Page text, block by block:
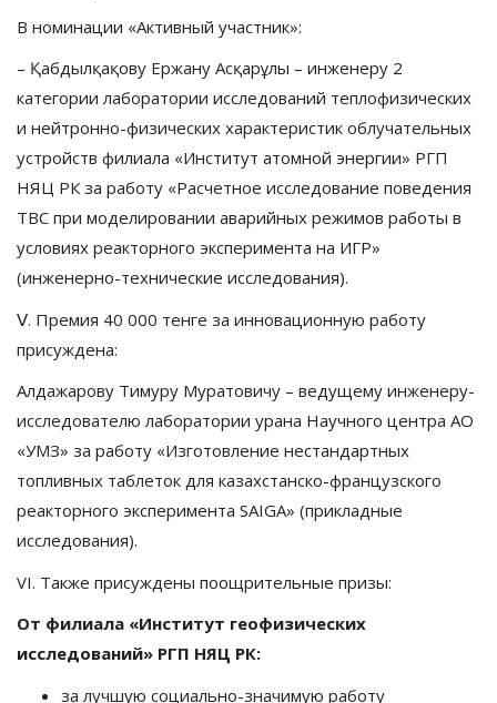
В номинации «Активный участник»:
– Қабдылқақову Ержану Асқарұлы – инженеру 2
категории лаборатории исследований теплофизических
и нейтронно-физических характеристик облучательных
устройств филиала «Институт атомной энергии» РГП
НЯЦ РК за работу «Расчетное исследование поведения
ТВС при моделировании аварийных режимов работы в
условиях реакторного эксперимента на ИГР»
(инженерно-технические исследования).
Ⅴ. Премия 40 000 тенге за инновационную работу
присуждена:
Алдажарову Тимуру Муратовичу – ведущему инженеру-
исследователю лаборатории урана Научного центра АО
«УМЗ» за работу «Изготовление нестандартных
топливных таблеток для казахстанско-французского
реакторного эксперимента SAIGA» (прикладные
исследования).
VI. Также присуждены поощрительные призы:
От филиала «Институт геофизических
исследований» РГП НЯЦ РК:
за лучшую социально-значимую работу